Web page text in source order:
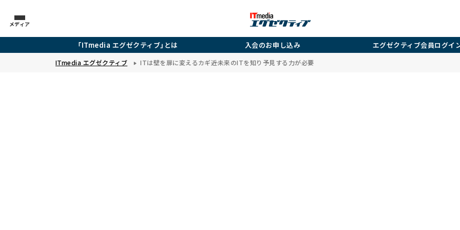
メディア
「ITmedia エグゼクティブ」とは 入会のお申し込み エグゼクティブ会員ログイ
ITmedia エグゼクティブ ITは壁を扉に変えるカギ――近未来のITを知り予見する力が必要